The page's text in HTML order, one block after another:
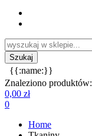
{{:name:}}
Znaleziono produktów:
0,00 zł
0
Home